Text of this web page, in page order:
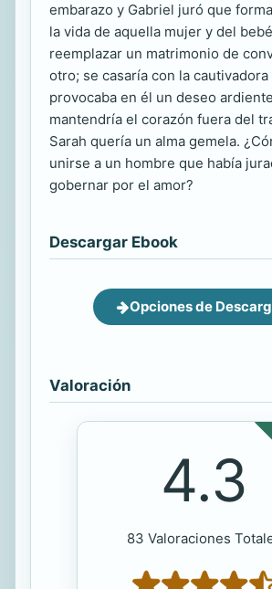
embarazo y Gabriel juró que
la vida de aquella mujer y del
reemplazar un matrimonio de
otro; se casaría con la cautivadora
provocaba en él un deseo
mantendría el corazón fuera del
Sarah quería un alma gemela.
unirse a un hombre que había
gobernar por el amor?
Descargar Ebook
Opciones de
Valoración
4.3
83 Valoraciones